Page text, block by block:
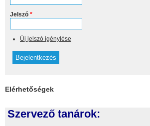
Jelszó *
Új jelszó igénylése
Elérhetőségek
Szervező tanárok: